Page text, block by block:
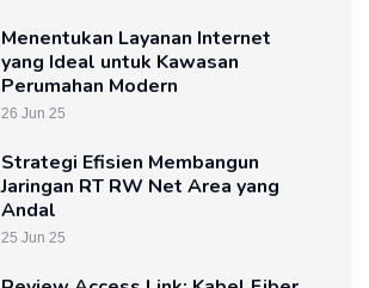
Menentukan Layanan Internet
yang Ideal untuk Kawasan
Perumahan Modern
26 Jun 25
Strategi Efisien Membangun
Jaringan RT RW Net Area yang
Andal
25 Jun 25